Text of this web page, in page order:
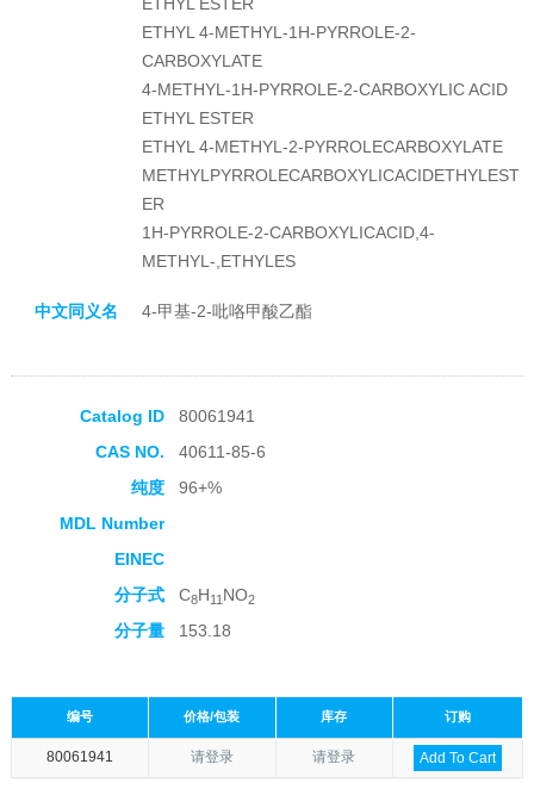
收藏产品
ETHYL ESTER
ETHYL 4-METHYL-1H-PYRROLE-2-
CARBOXYLATE
4-METHYL-1H-PYRROLE-2-CARBOXYLIC ACID
ETHYL ESTER
ETHYL 4-METHYL-2-PYRROLECARBOXYLATE
METHYLPYRROLECARBOXYLICACIDETHYLEST
ER
1H-PYRROLE-2-CARBOXYLICACID,4-
METHYL-,ETHYLES
中文同义名 4-甲基-2-吡咯甲酸乙酯
Catalog ID
80061941
CAS NO.
40611-85-6
纯度
96+%
MDL Number
EINEC
分子式
C8H11 NO2
分子量 153.18
编号 价格/包装 库存 订购
80061941 请登录 请登录 Add To Cart